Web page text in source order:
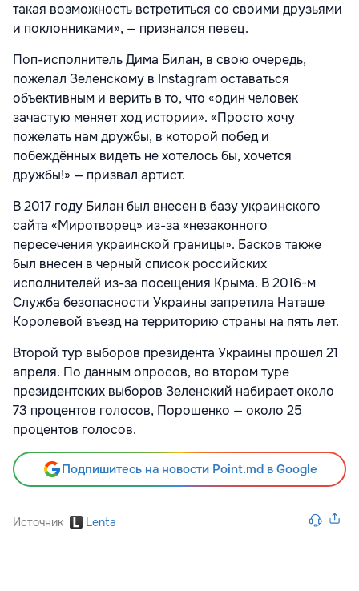
такая возможность встретиться со своими друзьями
и поклонниками», — признался певец.
Поп-исполнитель Дима Билан, в свою очередь,
пожелал Зеленскому в Instagramоставаться
объективным и верить в то, что «один человек
зачастую меняет ход истории». «Просто хочу
пожелать нам дружбы, в которой побед и
побеждённых видеть не хотелось бы, хочется
дружбы!» — призвал артист.
В 2017 году Билан был внесен в базу украинского
сайта «Миротворец» из-за «незаконного
пересечения украинской границы». Басков также
был внесен в черный список российских
исполнителей из-за посещения Крыма. В 2016-м
Служба безопасности Украины запретила Наташе
Королевой въезд на территорию страны на пять лет.
Второй тур выборов президента Украины прошел 21
апреля. По данным опросов, во втором туре
президентских выборов Зеленский набирает около
73 процентов голосов, Порошенко — около 25
процентов голосов.
Подпишитесь на новости Point.md в Google
Источник Lenta